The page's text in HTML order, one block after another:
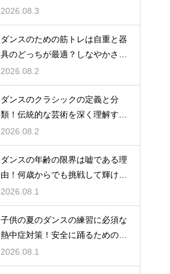
全に楽しむ
2026.08.3
ダンスのための筋トレは自重と器
具のどっちが最適？しなやかさを
保つ秘訣
2026.08.2
ダンスのクラシックの定義と分
類！伝統的な芸術を深く理解する
ための鍵
2026.08.2
ダンスの年齢の限界は嘘である理
由！何歳からでも挑戦して輝ける
という事実
2026.08.1
子供の夏のダンスの練習に必須な
熱中症対策！安全に踊るためのポ
イント
2026.08.1